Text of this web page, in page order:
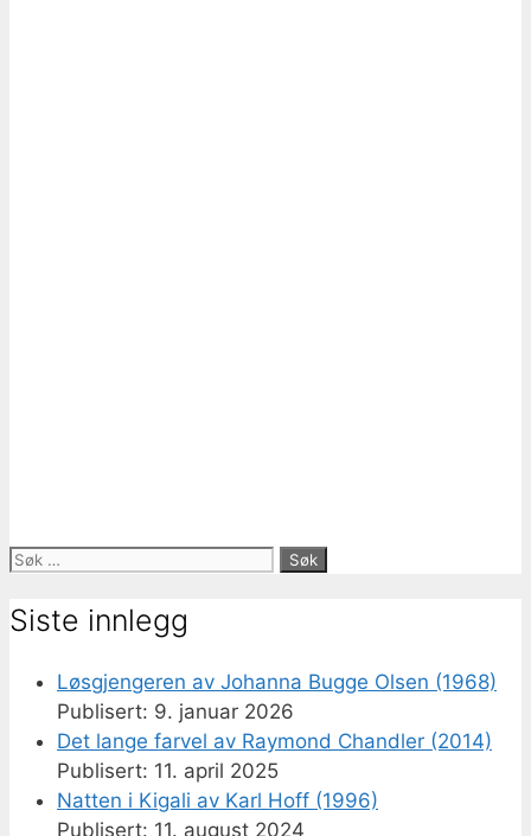
Søk
Siste innlegg
Løsgjengeren av Johanna Bugge Olsen (1968)
9. januar 2026
Det lange farvel av Raymond Chandler (2014)
11. april 2025
Natten i Kigali av Karl Hoff (1996)
11. august 2024